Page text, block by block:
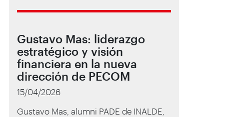
Gustavo Mas: liderazgo
estratégico y visión
financiera en la nueva
dirección de PECOM
15/04/2026
Gustavo Mas, alumni PADE de INALDE,